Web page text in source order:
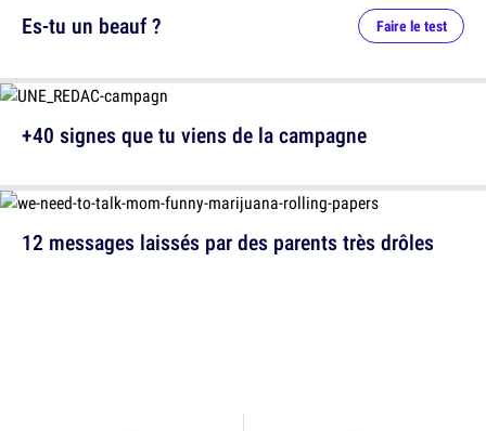
12 messages laissés par des parents très drôles
Es-tu un beauf ? Faire le test
+40 signes que tu viens de la campagne